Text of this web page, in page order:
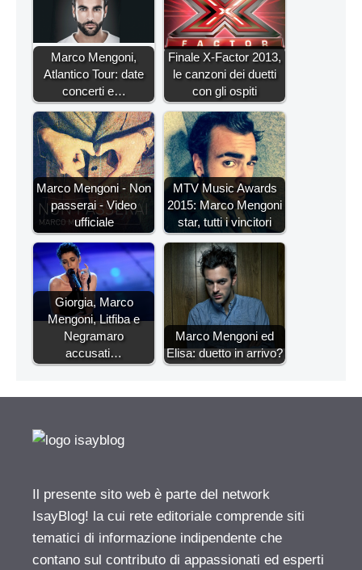
Marco Mengoni,
Atlantico Tour: date
concerti e…
Finale X-Factor 2013,
le canzoni dei duetti
con gli ospiti
Marco Mengoni - Non
passerai - Video
ufficiale
MTV Music Awards
2015: Marco Mengoni
star, tutti i vincitori
Giorgia, Marco
Mengoni, Litfiba e
Negramaro
accusati…
Marco Mengoni ed
Elisa: duetto in arrivo?
Il presente sito web è parte del network
IsayBlog! la cui rete editoriale comprende siti
tematici di informazione indipendente che
contano sul contributo di appassionati ed esperti